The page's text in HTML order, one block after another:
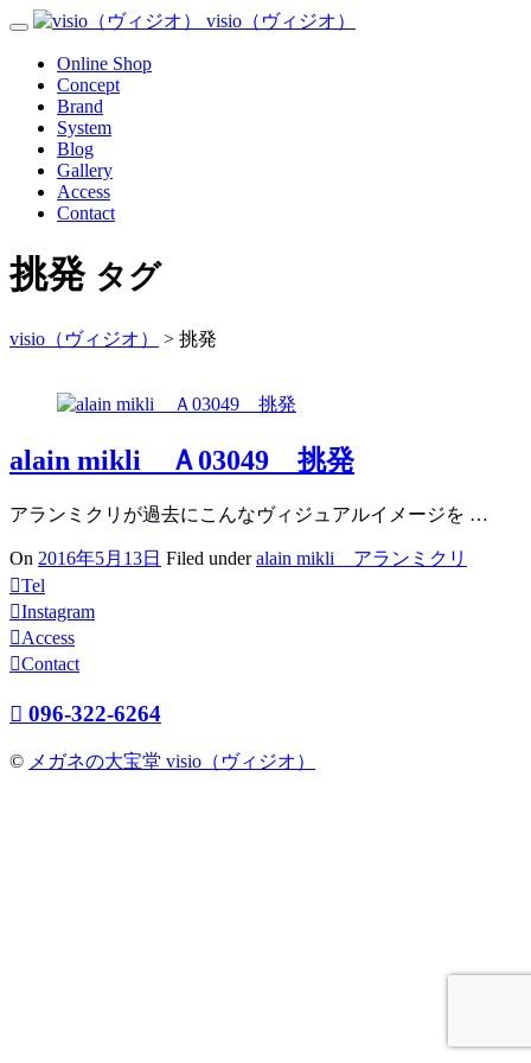
Skip
content
Toggle
Navigation
visio（ヴィジオ）
Menu
Online Shop
Concept
Brand
System
Blog
Gallery
Access
Contact
挑発 タグ
visio（ヴィジオ） > 挑発
alain mikli Ａ03049 挑発
アランミクリが過去にこんなヴィジュアルイメージを …
On 2016年5月13日 Filed underalain mikli アランミクリ
Tel
Instagram
Access
Contact
096-322-6264
© メガネの大宝堂 visio（ヴィジオ）